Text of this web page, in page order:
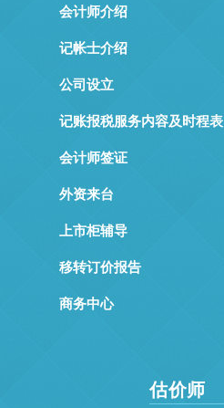
会计师介绍
记帐士介绍
公司设立
记账报税服务内容及时程表
会计师签证
外资来台
上市柜辅导
移转订价报告
商务中心
估价师